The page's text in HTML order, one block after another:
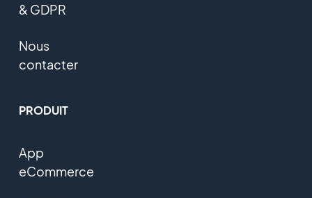
& GDPR
Nous
contacter
PRODUIT
App
eCommerce